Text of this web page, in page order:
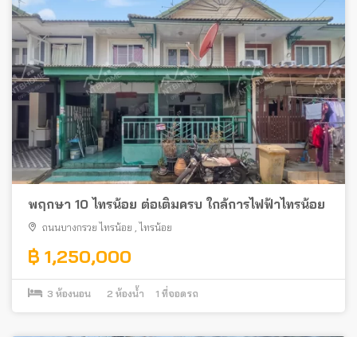
พฤกษา 10 ไทรน้อย ต่อเติมครบ ใกล้การไฟฟ้าไทรน้อย
ถนนบางกรวย ไทรน้อย ไทรน้อย
฿ 1,250,000
3 ห้องนอน 2 ห้องน้ำ 1 ที่จอดรถ